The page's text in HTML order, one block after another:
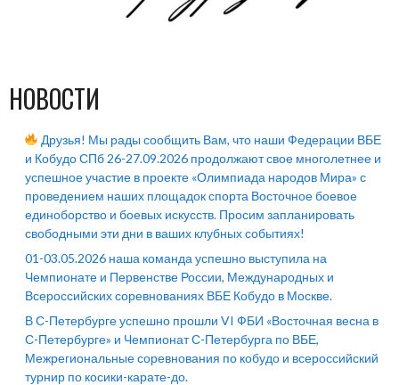
НОВОСТИ
Друзья! Мы рады сообщить Вам, что наши Федерации ВБЕ
и Кобудо СПб 26-27.09.2026 продолжают свое многолетнее и
успешное участие в проекте «Олимпиада народов Мира» с
проведением наших площадок спорта Восточное боевое
единоборство и боевых искусств. Просим запланировать
свободными эти дни в ваших клубных событиях!
01-03.05.2026 наша команда успешно выступила на
Чемпионате и Первенстве России, Международных и
Всероссийских соревнованиях ВБЕ Кобудо в Москве.
В С-Петербурге успешно прошли VI ФБИ «Восточная весна в
С-Петербурге» и Чемпионат С-Петербурга по ВБЕ,
Межрегиональные соревнования по кобудо и всероссийский
турнир по косики-карате-до.